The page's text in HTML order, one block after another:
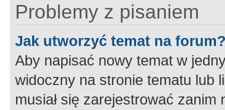
Problemy z pisaniem
Jak utworzyć temat na
Aby napisać nowy temat w
widoczny na stronie tematu lub
musiał się zarejestrować